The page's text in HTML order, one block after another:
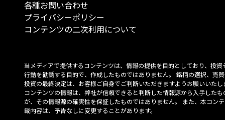
各種お問い合わせ
プライバシーポリシー
コンテンツの二次利用について
当メディアで提供するコンテンツは、情報の提供を目的としており、投資
行動を勧誘する目的で、作成したものではありません。 銘柄の選択、売
投資の最終決定は、お客様ご自身でご判断いただきますようお願いいたし
コンテンツの情報は、弊社が信頼できると判断した情報源から入手したも
が、その情報源の確実性を保証したものではありません。 また、本コン
載内容は、予告なしに変更することがあります。